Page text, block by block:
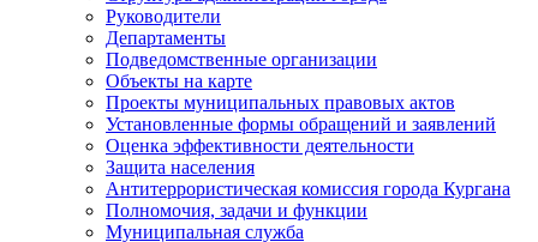
Руководители
Департаменты
Подведомственные организации
Объекты на карте
Проекты муниципальных правовых актов
Установленные формы обращений и заявлений
Оценка эффективности деятельности
Защита населения
Антитеррористическая комиссия города Кургана
Полномочия, задачи и функции
Муниципальная служба